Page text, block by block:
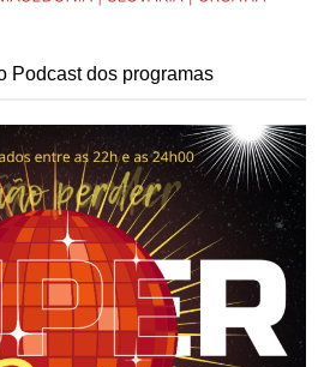
Podcast dos programas